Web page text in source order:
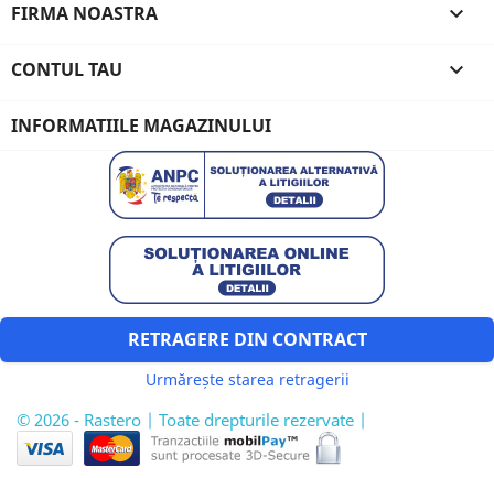
FIRMA NOASTRA 
CONTUL TAU 
INFORMATIILE MAGAZINULUI
RETRAGERE DIN CONTRACT
Urmărește starea retragerii
© 2026 - Rastero | Toate drepturile rezervate |